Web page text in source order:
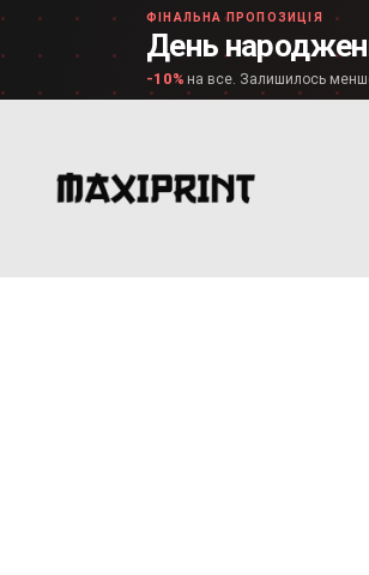
ФІНАЛЬНА ПРОПОЗИЦІЯ
День
-10% на все. Залишилось